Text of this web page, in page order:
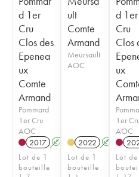
d 1er
Cru
Clos des
Epenea
ux
Comte
Armand
Pommard
1er Cru
AOC
2017 A
Lot de 1
bouteille
ult
Comte
Armand
Meursault
AOC
2022 A
Lot de 1
bouteille
d 1er
Cru
Clos
ux
1er
AOC
Lot de